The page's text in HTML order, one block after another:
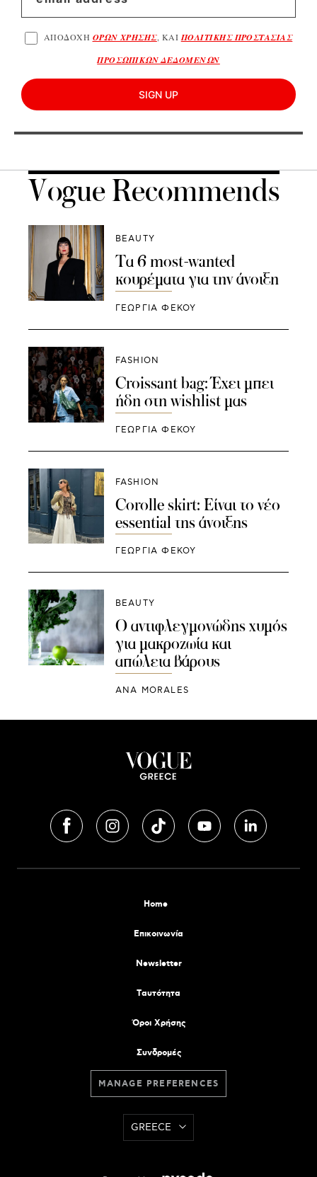
ΑΠΟΔΟΧΗ ΟΡΩΝ ΧΡΗΣΗΣ, ΚΑΙΠΟΛΙΤΙΚΗΣ ΠΡΟΣΤΑΣΙΑΣ
ΠΡΟΣΩΠΙΚΩΝ ΔΕΔΟΜΕΝΩΝ
SIGN UP
Vogue Recommends
BEAUTY
Τα 6 most-wanted
κουρέματα για την άνοιξη
ΓΕΩΡΓΙΑ ΦΕΚΟΥ
FASHION
Croissant bag: Έχει μπει
ήδη στη wishlist μας
ΓΕΩΡΓΙΑ ΦΕΚΟΥ
FASHION
Corolle skirt: Είναι το νέο
essential της άνοιξης
ΓΕΩΡΓΙΑ ΦΕΚΟΥ
BEAUTY
Ο αντιφλεγμονώδης χυμός
για μακροζωία και
απώλεια βάρους
ANA MORALES
Home
Επικοινωνία
Newsletter
Tαυτότητα
Όροι Χρήσης
Συνδρομές
MANAGE PREFERENCES
GREECE